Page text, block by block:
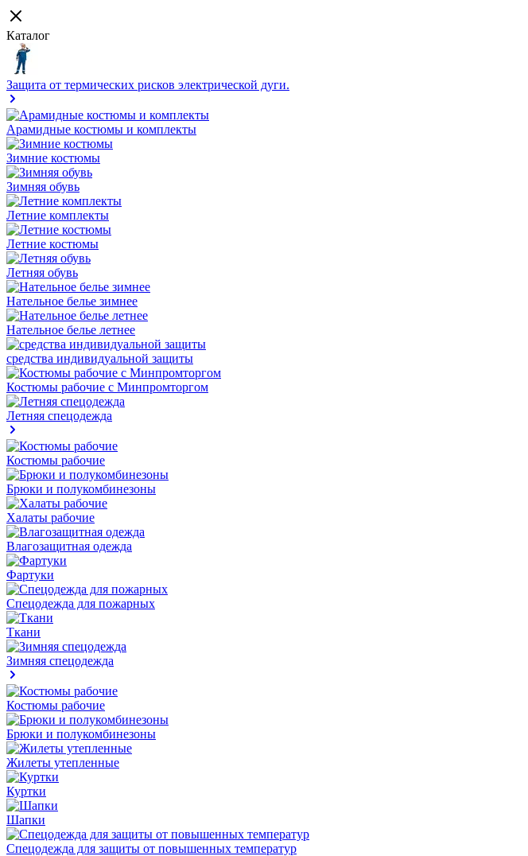
Каталог
Защита от термических рисков электрической дуги.
Арамидные костюмы и комплекты
Зимние костюмы
Зимняя обувь
Летние комплекты
Летние костюмы
Летняя обувь
Нательное белье зимнее
Нательное белье летнее
средства индивидуальной защиты
Костюмы рабочие с Минпромторгом
Летняя спецодежда
Костюмы рабочие
Брюки и полукомбинезоны
Халаты рабочие
Влагозащитная одежда
Фартуки
Спецодежда для пожарных
Ткани
Зимняя спецодежда
Костюмы рабочие
Брюки и полукомбинезоны
Жилеты утепленные
Куртки
Шапки
Спецодежда для защиты от повышенных температур